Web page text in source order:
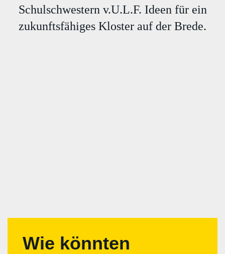
Schulschwestern v.U.L.F. Ideen für ein
zukunftsfähiges Kloster auf der Brede.
Wie könnten